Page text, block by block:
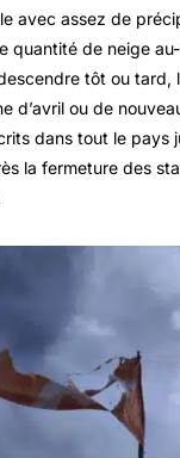
avec assez de
quantité de neige
tôt ou tard,
d’avril ou de
dans tout le pays
la fermeture des